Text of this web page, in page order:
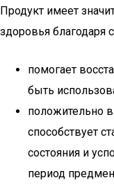
Продукт имеет
здоровья
помогает
быть
положительно
способствует
состояния и
период